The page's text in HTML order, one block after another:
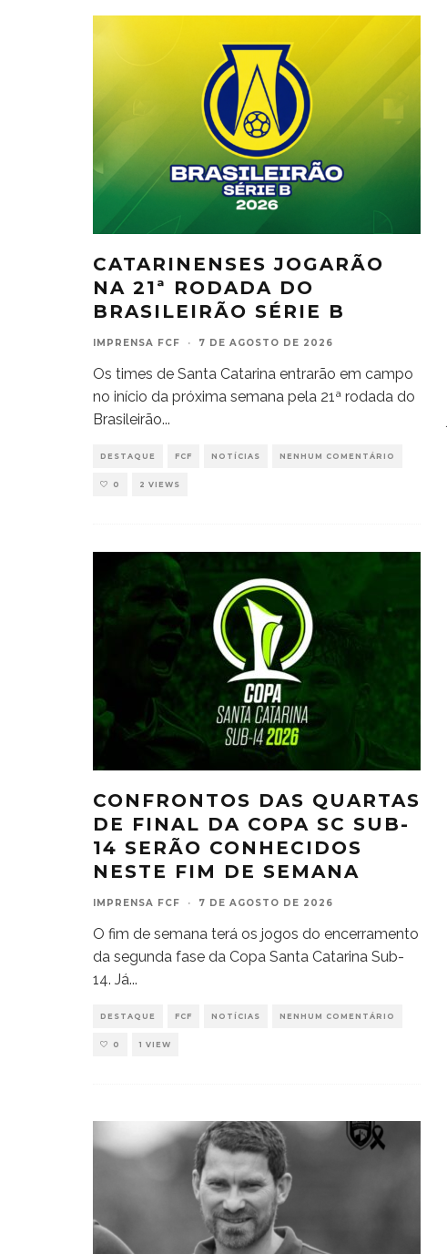
CATARINENSES JOGARÃO
NA 21ª RODADA DO
BRASILEIRÃO SÉRIE B
IMPRENSA FCF · 7 DE AGOSTO DE 2026
Os times de Santa Catarina entrarão em campo
no início da próxima semana pela 21ª rodada do
Brasileirão...
DESTAQUE FCF NOTÍCIAS NENHUM COMENTÁRIO
0 2 VIEWS
CONFRONTOS DAS QUARTAS
DE FINAL DA COPA SC SUB-
14 SERÃO CONHECIDOS
NESTE FIM DE SEMANA
IMPRENSA FCF · 7 DE AGOSTO DE 2026
O fim de semana terá os jogos do encerramento
da segunda fase da Copa Santa Catarina Sub-
14. Já...
DESTAQUE FCF NOTÍCIAS NENHUM COMENTÁRIO
0 1 VIEW